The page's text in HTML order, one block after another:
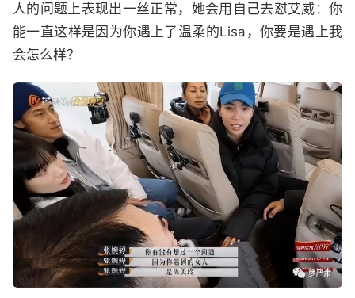
人的问题上表现出一丝正常，她会用自己去怼艾威：你
能一直这样是因为你遇上了温柔的Lisa，你要是遇上我
会怎么样？